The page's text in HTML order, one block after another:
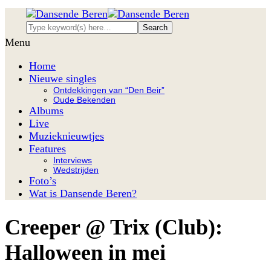
Menu
Home
Nieuwe singles
Ontdekkingen van “Den Beir”
Oude Bekenden
Albums
Live
Muzieknieuwtjes
Features
Interviews
Wedstrijden
Foto’s
Wat is Dansende Beren?
Creeper @ Trix (Club):
Halloween in mei